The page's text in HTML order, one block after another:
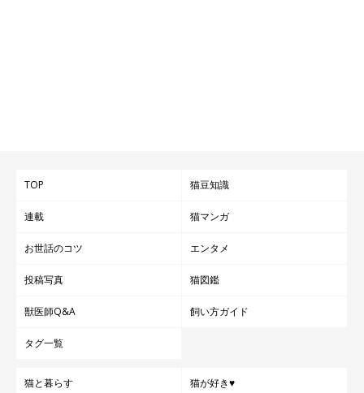
TOP 猫豆知識
連載 猫マンガ
お世話のコツ エンタメ
投稿写真 猫図鑑
獣医師Q&A 飼い方ガイド
タグ一覧
猫と暮らす 猫が好き♥